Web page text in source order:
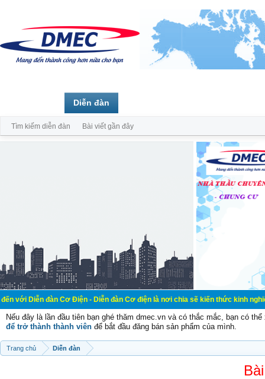
đàn Cơ Điện - Diễn đàn Cơ điện là nơi chia sẽ kiến thức kinh nghiệm trong
Nếu đây là lần đầu tiên bạn ghé thăm dmec.vn và có thắc mắc, bạn có
để trở thành thành viên để bắt đầu đăng bán sản phẩm của mình.
Trang chủ Diễn đàn
Diễn đàn
Tìm kiếm diễn đàn Bài viết gần đây